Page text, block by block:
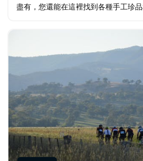
盡有，您還能在這裡找到各種手工珍